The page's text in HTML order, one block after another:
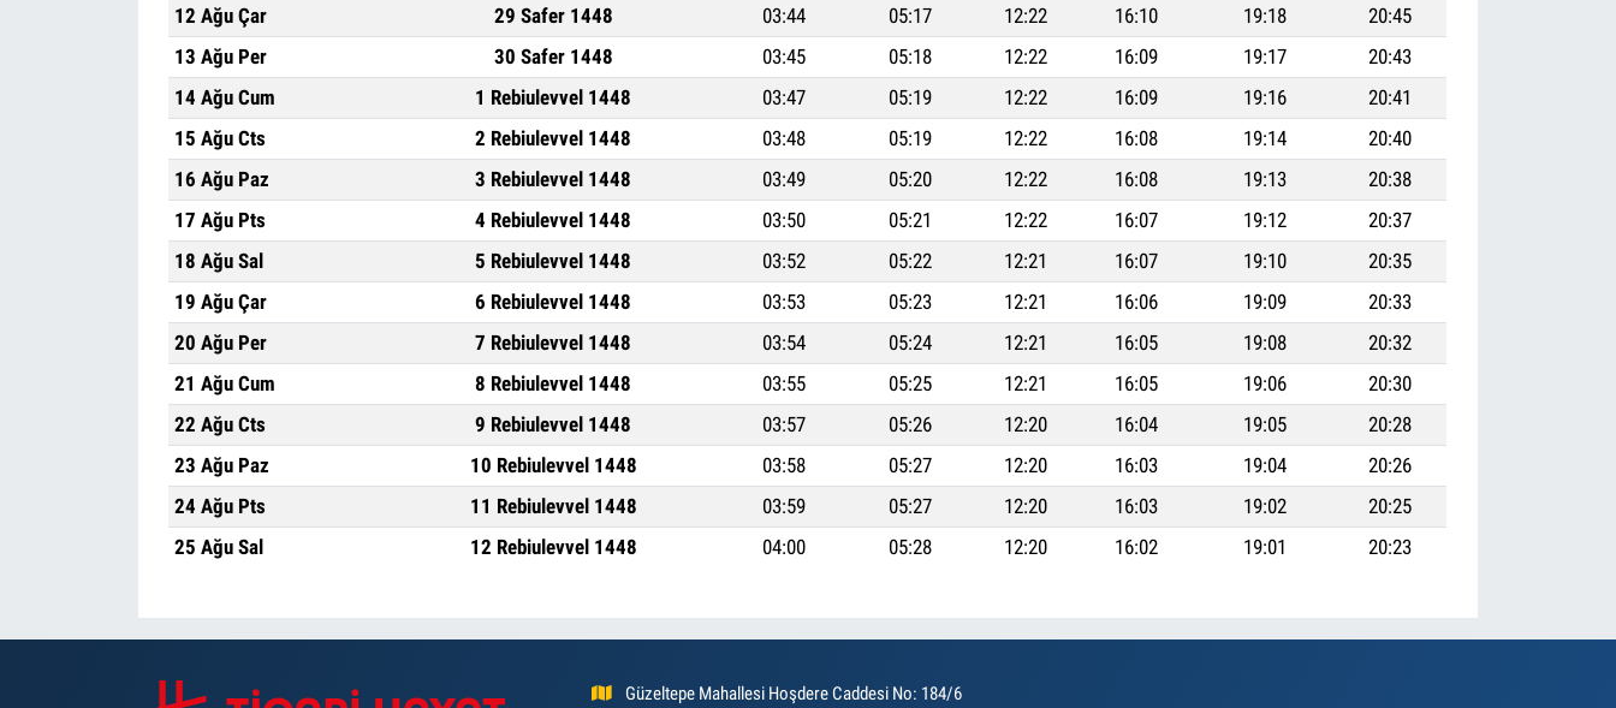
12 Ağu Çar
29 Safer 1448 03:44 05:17 12:22 16:10 19:18
20:45
13 Ağu Per
30 Safer 1448 03:45 05:18 12:22 16:09 19:17
20:43
14 Ağu Cum
1 Rebiulevvel 1448 03:47 05:19 12:22 16:09 19:16
20:41
15 Ağu Cts
2 Rebiulevvel 1448 03:48 05:19 12:22 16:08 19:14
20:40
16 Ağu Paz
3 Rebiulevvel 1448 03:49 05:20 12:22 16:08 19:13
20:38
17 Ağu Pts
4 Rebiulevvel 1448 03:50 05:21 12:22 16:07 19:12
20:37
18 Ağu Sal
5 Rebiulevvel 1448 03:52 05:22 12:21 16:07 19:10
20:35
19 Ağu Çar
6 Rebiulevvel 1448 03:53 05:23 12:21 16:06 19:09
20:33
20 Ağu Per
7 Rebiulevvel 1448 03:54 05:24 12:21 16:05 19:08
20:32
21 Ağu Cum
8 Rebiulevvel 1448 03:55 05:25 12:21 16:05 19:06
20:30
22 Ağu Cts
9 Rebiulevvel 1448 03:57 05:26 12:20 16:04 19:05
20:28
23 Ağu Paz
10 Rebiulevvel 1448 03:58 05:27 12:20 16:03 19:04
20:26
24 Ağu Pts
11 Rebiulevvel 1448 03:59 05:27 12:20 16:03 19:02
20:25
25 Ağu Sal
12 Rebiulevvel 1448 04:00 05:28 12:20 16:02 19:01 20:23
Güzeltepe Mahallesi Hoşdere Caddesi No: 184/6